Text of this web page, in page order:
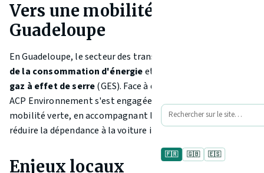
🇫🇷 🇬🇧 🇪🇸
Vers une mobilité durable en
Guadeloupe
En Guadeloupe, le secteur des transports représente
de la consommation d'énergieet
gaz à effet de serre(GES). Face à ce constat alarmant,
ACP Environnement s'est engagée dans la promotion de la
mobilité verte, en accompagnant les initiatives visant à
réduire la dépendance à la voiture individuelle thermique.
Enjeux locaux